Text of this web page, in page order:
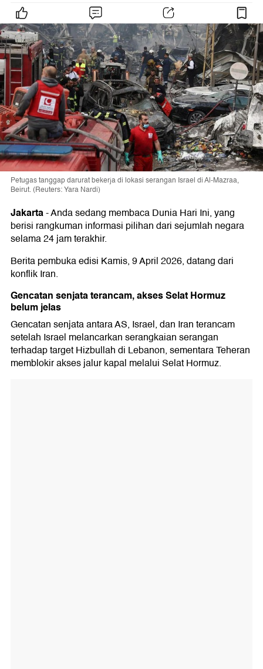
Petugas tanggap darurat bekerja di lokasi serangan Israel di Al-Mazraa,
Beirut. (Reuters: Yara Nardi)
Jakarta-Anda sedang membaca Dunia Hari Ini, yang
berisi rangkuman informasi pilihan dari sejumlah negara
selama 24 jam terakhir.
Berita pembuka edisi Kamis, 9 April 2026, datang dari
konflik Iran.
Gencatan senjata terancam, akses Selat Hormuz
belum jelas
Gencatan senjata antara AS, Israel, dan Iran terancam
setelah Israel melancarkan serangkaian serangan
terhadap target Hizbullah di Lebanon, sementara Teheran
memblokir akses jalur kapal melalui Selat Hormuz.